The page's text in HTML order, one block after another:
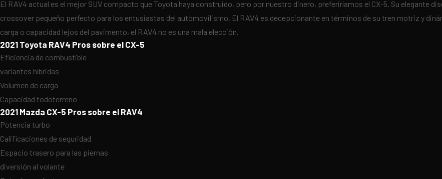
El RAV4 actual es el mejor SUV compacto que Toyota haya construido, pero por nuestro dinero, preferiríamos el CX-5. Su elegante
crossover pequeño perfecto para los entusiastas del automovilismo. El RAV4 es decepcionante en términos de su tren motriz y
carga o capacidad lejos del pavimento, el RAV4 no es una mala elección.
2021 Toyota RAV4 Pros sobre el CX-5
Eficiencia de combustible
variantes híbridas
Volumen de carga
Capacidad todoterreno
2021 Mazda CX-5 Pros sobre el RAV4
Potencia turbo
Calificaciones de seguridad
Espacio trasero para las piernas
diversión al volante